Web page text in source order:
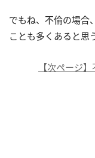
でもね、不倫の場合
ことも多くあると思
【次ページ